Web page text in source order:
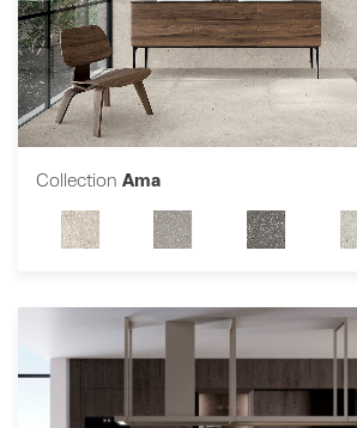
Collection Ama